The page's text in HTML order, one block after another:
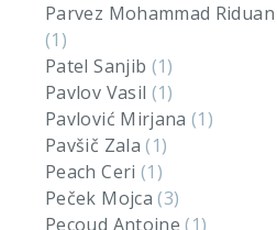
Parvez Mohammad Riduan
(1)
Patel Sanjib (1)
Pavlov Vasil (1)
Pavlović Mirjana(1)
Pavšič Zala(1)
Peach Ceri (1)
Peček Mojca(3)
Pecoud Antoine(1)